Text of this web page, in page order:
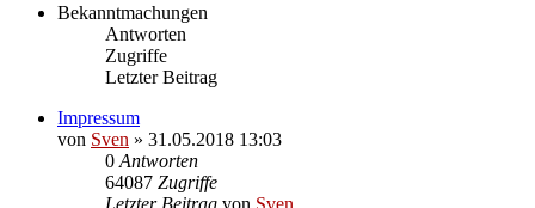
Bekanntmachungen
Antworten
Zugriffe
Letzter Beitrag
Impressum
von Sven » 31.05.2018 13:03
0 Antworten
64087 Zugriffe
Letzter Beitrag von Sven